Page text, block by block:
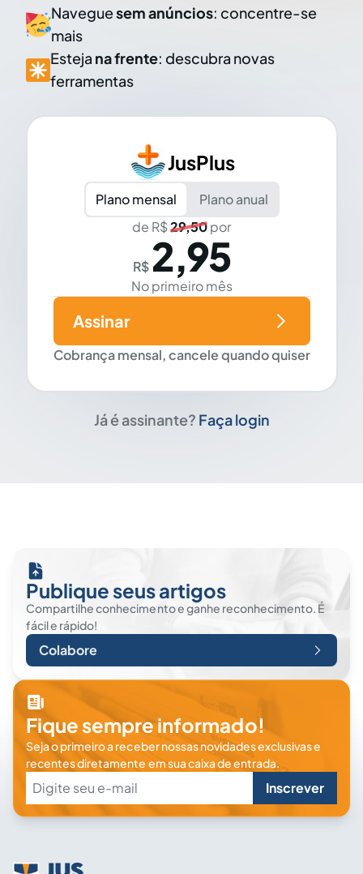
Naveguesem anúncios: concentre-se
mais
Esteja na frente: descubra novas
ferramentas
JusPlus
Plano mensal
Plano anual
de R$29,50por
R$ 2,95
No primeiro mês
Cobrança mensal, cancele quando quiser
Assinar
Já é assinante? Faça login
Publique seus artigos
Compartilhe conhecimento e ganhe reconhecimento. É
fácil e rápido!
Colabore
Fique sempre informado!
Seja o primeiro a receber nossas novidades exclusivas e
recentes diretamente em sua caixa de entrada.
Inscrever